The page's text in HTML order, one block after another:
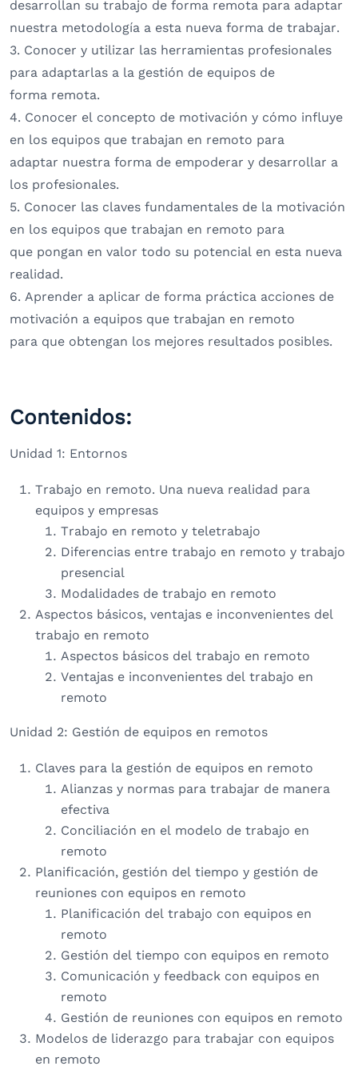
desarrollan su trabajo de forma remota para adaptar
nuestra metodología a esta nueva forma de trabajar.
3. Conocer y utilizar las herramientas profesionales
para adaptarlas a la gestión de equipos de
forma remota.
4. Conocer el concepto de motivación y cómo influye
en los equipos que trabajan en remoto para
adaptar nuestra forma de empoderar y desarrollar a
los profesionales.
5. Conocer las claves fundamentales de la motivación
en los equipos que trabajan en remoto para
que pongan en valor todo su potencial en esta nueva
realidad.
6. Aprender a aplicar de forma práctica acciones de
motivación a equipos que trabajan en remoto
para que obtengan los mejores resultados posibles.
Contenidos:
Unidad 1: Entornos
Trabajo en remoto. Una nueva realidad para
equipos y empresas
Trabajo en remoto y teletrabajo
Diferencias entre trabajo en remoto y trabajo
presencial
Modalidades de trabajo en remoto
Aspectos básicos, ventajas e inconvenientes del
trabajo en remoto
Aspectos básicos del trabajo en remoto
Ventajas e inconvenientes del trabajo en
remoto
Unidad 2: Gestión de equipos en remotos
Claves para la gestión de equipos en remoto
Alianzas y normas para trabajar de manera
efectiva
Conciliación en el modelo de trabajo en
remoto
Planificación, gestión del tiempo y gestión de
reuniones con equipos en remoto
Planificación del trabajo con equipos en
remoto
Gestión del tiempo con equipos en remoto
Comunicación y feedback con equipos en
remoto
Gestión de reuniones con equipos en remoto
Modelos de liderazgo para trabajar con equipos
en remoto